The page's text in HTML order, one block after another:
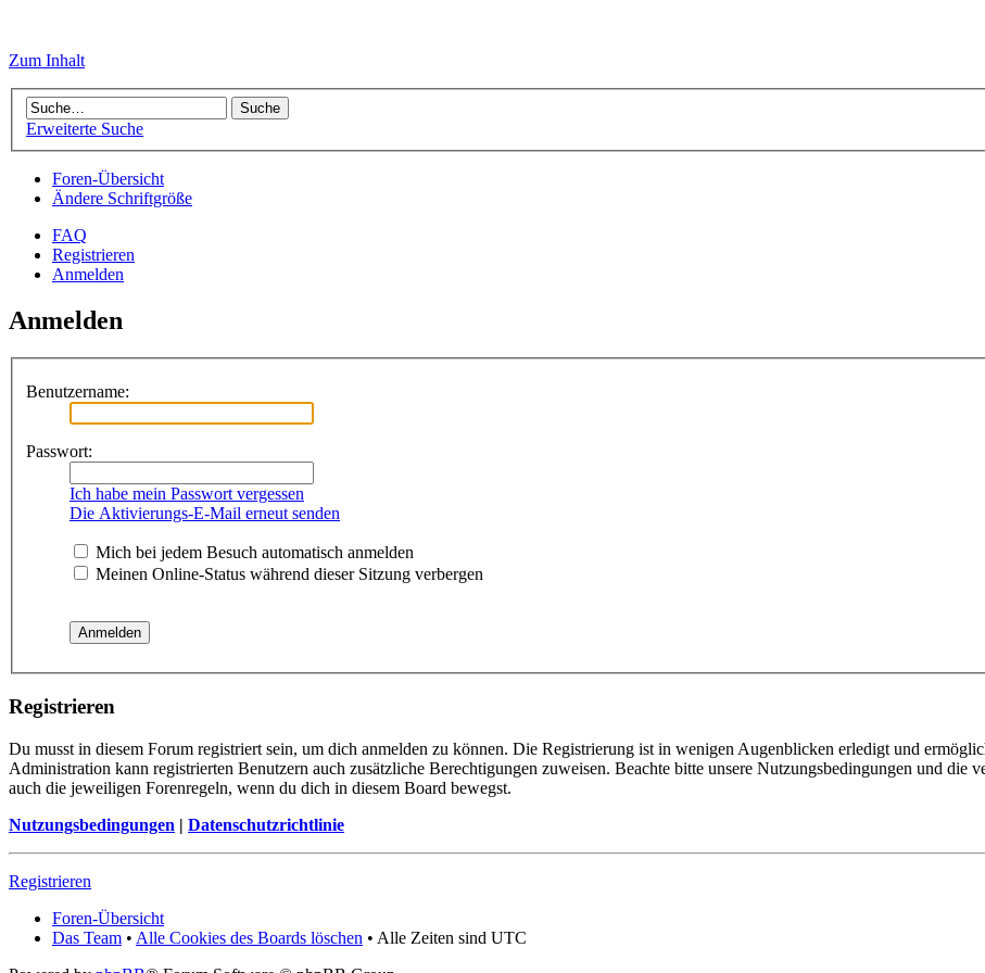
Zum Inhalt
Erweiterte Suche
Foren-Übersicht
Ändere Schriftgröße
FAQ
Registrieren
Anmelden
Anmelden
Benutzername:
Passwort:
Ich habe mein Passwort vergessen
Die Aktivierungs-E-Mail erneut senden
Mich bei jedem Besuch automatisch anmelden
Meinen Online-Status während dieser Sitzung verbergen
Registrieren
Du musst in diesem Forum registriert sein, um dich anmelden zu können. Die Registrierung ist in wenigen Augenblicken erledigt und
Administration kann registrierten Benutzern auch zusätzliche Berechtigungen zuweisen. Beachte bitte unsere Nutzungsbedingungen und die
auch die jeweiligen Forenregeln, wenn du dich in diesem Board bewegst.
Nutzungsbedingungen | Datenschutzrichtlinie
Registrieren
Foren-Übersicht
Das Team • Alle Cookies des Boards löschen • Alle Zeiten sind UTC